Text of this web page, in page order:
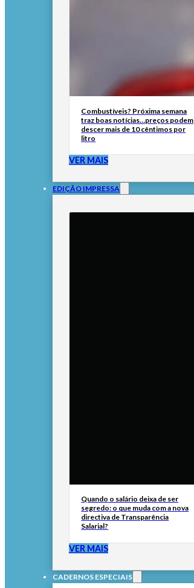
Combustíveis? Próxima semana
traz boas notícias…preços podem
descer mais de 10 cêntimos por
litro
VER MAIS
EDIÇÃO IMPRESSA
Quando o salário deixa de ser
segredo: o que muda com a nova
directiva de Transparência
Salarial?
VER MAIS
CADERNOS ESPECIAIS